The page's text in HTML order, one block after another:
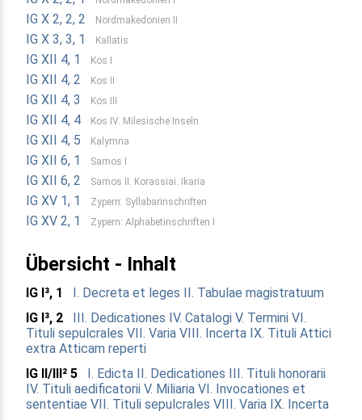
IG X 2, 2, 2 Nordmakedonien II
IG X 3, 3, 1 Kallatis
IG XII 4, 1 Kos I
IG XII 4, 2 Kos II
IG XII 4, 3 Kos III
IG XII 4, 4 Kos IV. Milesische Inseln
IG XII 4, 5 Kalymna
IG XII 6, 1 Samos I
IG XII 6, 2 Samos II. Korassiai. Ikaria
IG XV 1, 1 Zypern: Syllabarinschriften
IG XV 2, 1 Zypern: Alphabetinschriften I
Übersicht - Inhalt
IG I³, 1 I. Decreta et leges II. Tabulae magistratuum
IG I³, 2
III. Dedicationes IV. Catalogi V. Termini VI.
Tituli sepulcrales VII. Varia VIII. Incerta IX. Tituli Attici
extra Atticam reperti
IG II/III² 5
I. Edicta II. Dedicationes III. Tituli honorarii
IV. Tituli aedificatorii V. Miliaria VI. Invocationes et
sententiae VII. Tituli sepulcrales VIII. Varia IX. Incerta